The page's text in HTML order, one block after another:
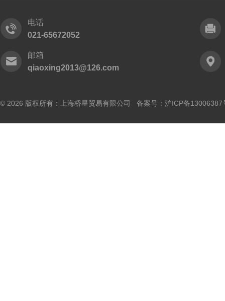
电话
021-65672052
邮箱
qiaoxing2013@126.com
© 2026 版权所有：上海桥星贸易有限公司 备案号： 沪ICP备13006387